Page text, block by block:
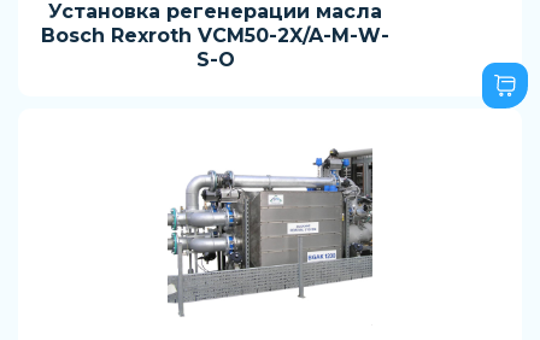
Установка регенерации масла
Bosch Rexroth VCM50-2X/A-M-W-
S-O